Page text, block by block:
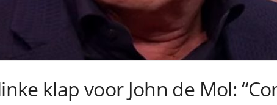
klap voor John de Mol: